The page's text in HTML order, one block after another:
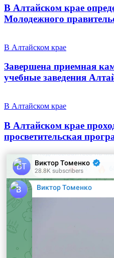
В Алтайском крае
Молодежного
В Алтайском крае
Завершена приемная
учебные заведения
В Алтайском крае
В Алтайском крае
просветительская